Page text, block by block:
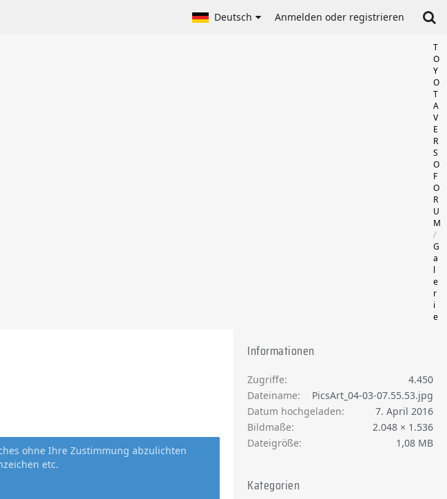
Deutsch Anmelden oder registrieren
T
O
Y
O
T
A
V
E
R
S
O
F
O
R
U
M
G
a
l
e
r
i
e
ohne Ihre Zustimmung abzulichten
etc.
Informationen
Zugriffe
4.450
Dateiname
PicsArt_04-03-07.55.53.jpg
Datum hochgeladen
7. April 2016
Bildmaße
2.048 × 1.536
Dateigröße
1,08 MB
Kategorien